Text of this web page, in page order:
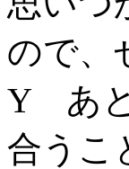
ので、
Y あと
合うこ